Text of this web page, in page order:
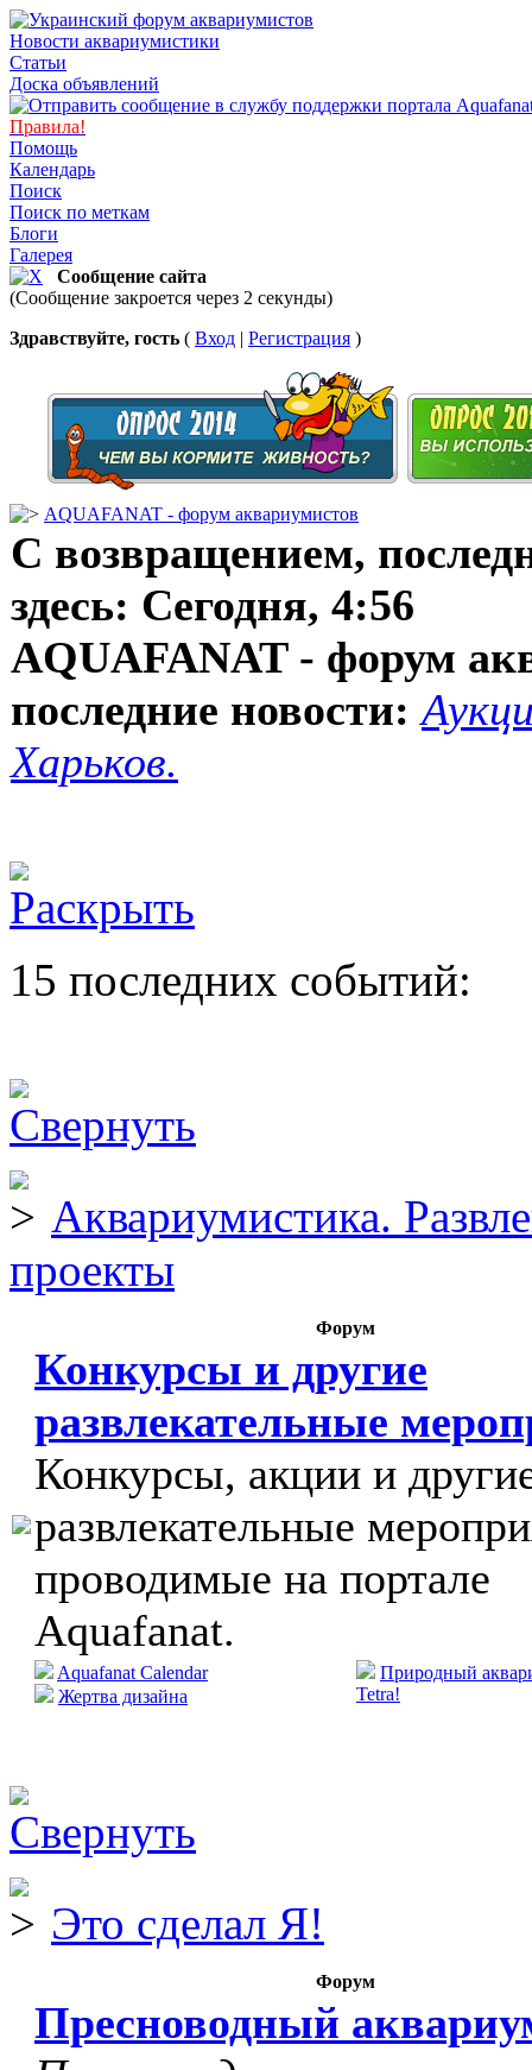
Новости аквариумистики
Статьи
Доска объявлений
Правила!
Помощь
Календарь
Поиск
Поиск по меткам
Блоги
Галерея
Сообщение сайта
(Сообщение закроется через 2 секунды)
Здравствуйте, гость ( Вход | Регистрация )
AQUAFANAT - форум аквариумистов
С возвращением,
здесь: Сегодня, 4:56
AQUAFANAT - форум
последние новости:
Харьков.
15 последних событий:
Аквариумистика.
проекты
Форум
Конкурсы и другие
развлекательные
Конкурсы, акции и
развлекательные
проводимые на портале
Aquafanat.
Aquafanat Calendar
Жертва дизайна
Природный
Tetra!
Это сделал Я!
Форум
Пресноводный